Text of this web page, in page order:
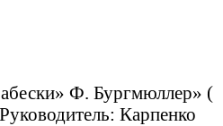
Ф. Бургмюллер» (
Карпенко